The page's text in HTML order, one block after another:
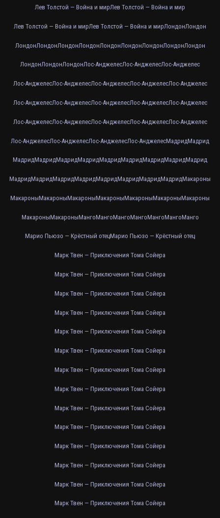
Лев Толстой — Война и мирЛев Толстой — Война и мир
Лев Толстой — Война и мирЛев Толстой — Война и мирЛондонЛондон
ЛондонЛондонЛондонЛондонЛондонЛондонЛондонЛондонЛондон
ЛондонЛондонЛондонЛос-АнджелесЛос-АнджелесЛос-Анджелес
Лос-АнджелесЛос-АнджелесЛос-АнджелесЛос-АнджелесЛос-Анджелес
Лос-АнджелесЛос-АнджелесЛос-АнджелесЛос-АнджелесЛос-Анджелес
Лос-АнджелесЛос-АнджелесЛос-АнджелесЛос-АнджелесЛос-Анджелес
Лос-АнджелесЛос-АнджелесЛос-АнджелесЛос-АнджелесМадридМадрид
МадридМадридМадридМадридМадридМадридМадридМадридМадрид
МадридМадридМадридМадридМадридМадридМадридМадридМакароны
МакароныМакароныМакароныМакароныМакароныМакароныМакароны
МакароныМакароныМангоМангоМангоМангоМангоМангоМанго
Марио Пьюзо — Крёстный отецМарио Пьюзо — Крёстный отец
Марк Твен — Приключения Тома Сойера
Марк Твен — Приключения Тома Сойера
Марк Твен — Приключения Тома Сойера
Марк Твен — Приключения Тома Сойера
Марк Твен — Приключения Тома Сойера
Марк Твен — Приключения Тома Сойера
Марк Твен — Приключения Тома Сойера
Марк Твен — Приключения Тома Сойера
Марк Твен — Приключения Тома Сойера
Марк Твен — Приключения Тома Сойера
Марк Твен — Приключения Тома Сойера
Марк Твен — Приключения Тома Сойера
Марк Твен — Приключения Тома Сойера
Марк Твен — Приключения Тома Сойера